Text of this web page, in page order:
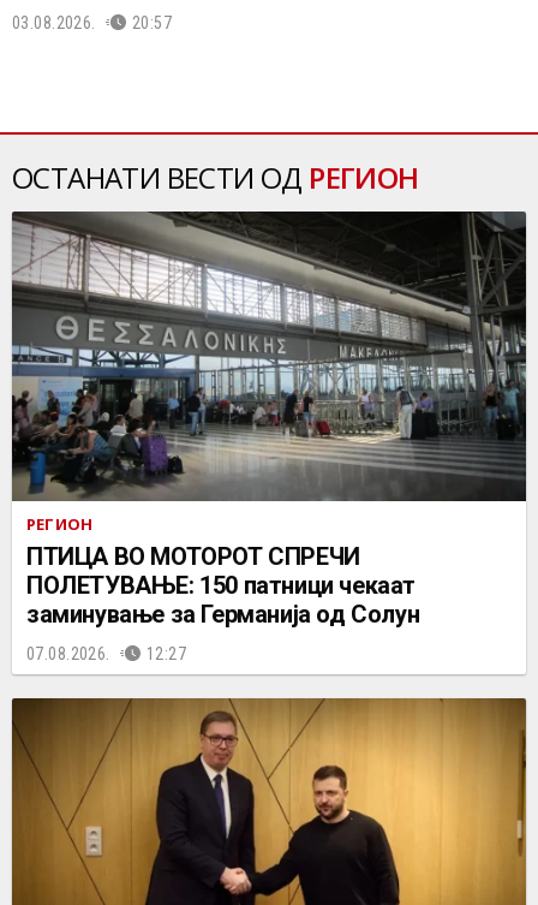
03.08.2026. 20:57
ОСТАНАТИ ВЕСТИ ОД РЕГИОН
РЕГИОН
ПТИЦА ВО МОТОРОТ СПРЕЧИ
ПОЛЕТУВАЊЕ: 150 патници чекаат
заминување за Германија од Солун
07.08.2026. 12:27